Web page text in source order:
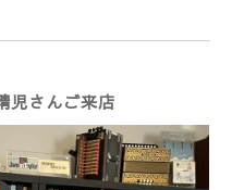
児さんご来店